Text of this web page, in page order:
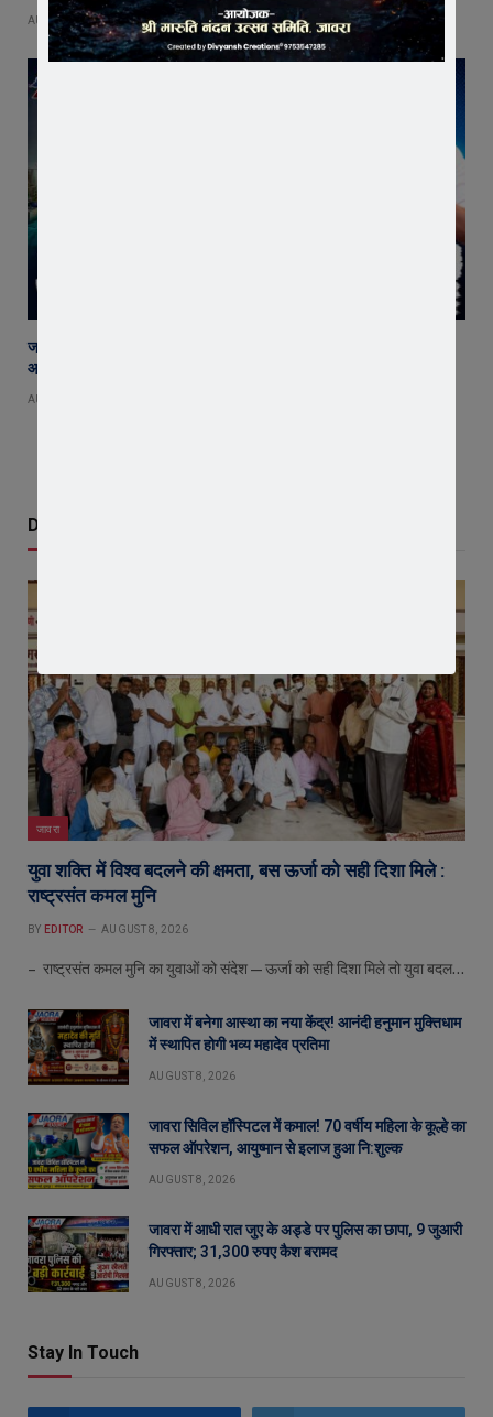
AUGUST 8, 2026
जावरा सिविल हॉस्पिटल में कमाल! 70 वर्षीय महिला के कूल्हे का सफल ऑपरेशन,
आयुष्मान से इलाज हुआ नि:शुल्क
AUGUST 8, 2026
Don't Miss
जावरा
युवा शक्ति में विश्व बदलने की क्षमता, बस ऊर्जा को सही दिशा मिले :
राष्ट्रसंत कमल मुनि
BY EDITOR AUGUST 8, 2026
– राष्ट्रसंत कमल मुनि का युवाओं को संदेश—ऊर्जा को सही दिशा मिले तो युवा बदल…
जावरा में बनेगा आस्था का नया केंद्र! आनंदी हनुमान मुक्तिधाम
में स्थापित होगी भव्य महादेव प्रतिमा
AUGUST 8, 2026
जावरा सिविल हॉस्पिटल में कमाल! 70 वर्षीय महिला के कूल्हे का
सफल ऑपरेशन, आयुष्मान से इलाज हुआ नि:शुल्क
AUGUST 8, 2026
जावरा में आधी रात जुए के अड्डे पर पुलिस का छापा, 9 जुआरी
गिरफ्तार; 31,300 रुपए कैश बरामद
AUGUST 8, 2026
Stay In Touch